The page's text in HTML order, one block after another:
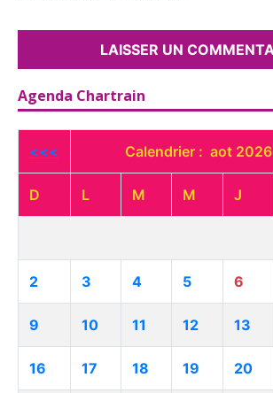
Agenda Chartrain
<<< Calendrier : aot 2026
D L M M J
2 3 4 5 6
9 10 11 12 13
16 17 18 19 20